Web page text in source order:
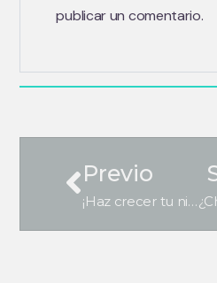
publicar un comentario.
Previo
¡Haz crecer tu nicho! 5 ejemplos de marketing de contenido que debes intentar